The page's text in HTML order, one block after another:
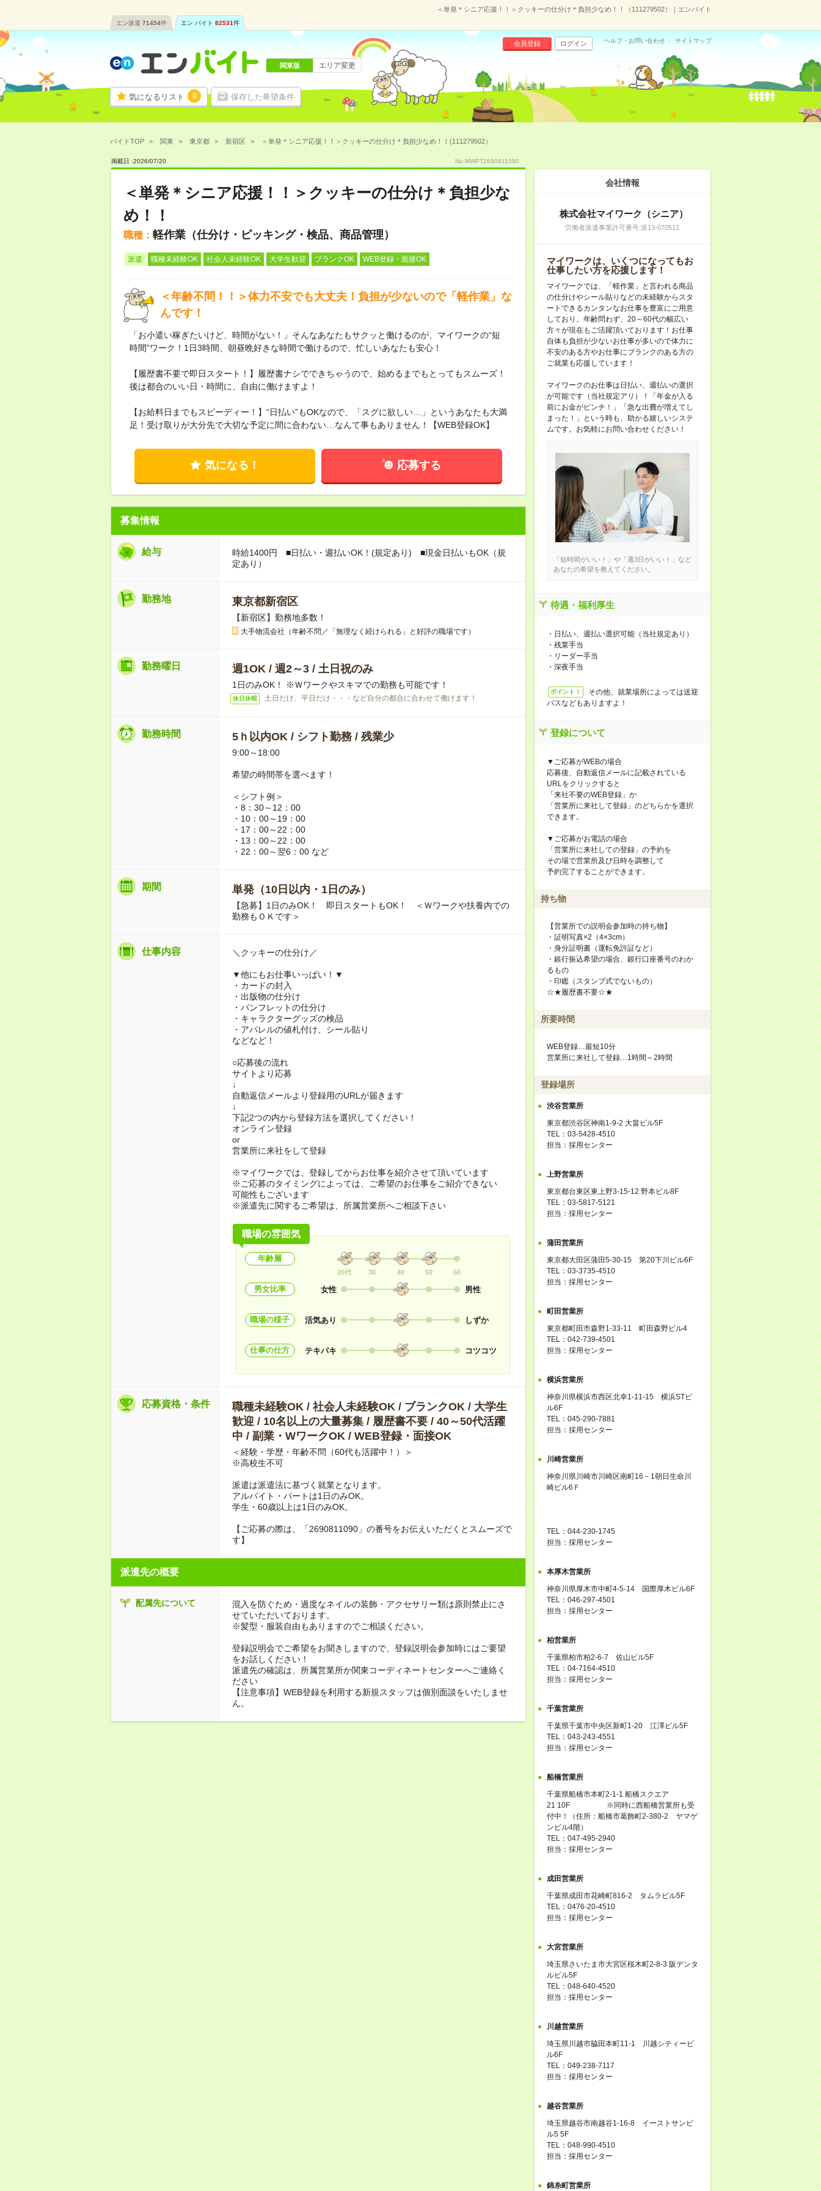
＜単発＊シニア応援！！＞クッキーの仕分け＊負担少なめ！！（111279502）｜エンバイト
エン派遣 71454件 エン バイト 82531件
気になるリスト 0 保存した希望条件
会員登録 ログイン ヘルプ・お問い合わせ サイトマップ
関東版 エリア変更
バイトTOP 関東 東京都 新宿区 ＜単発＊シニア応援！！＞クッキーの仕分け＊負担少なめ！！(111279502）
掲載日 :2026/07/20 No.MWPT2690811090
＜単発＊シニア応援！！＞クッキーの仕分け＊負担少な
め！！
職種： 軽作業（仕分け・ピッキング・検品、商品管理）
派遣 職種未経験OK 社会人未経験OK 大学生歓迎 ブランクOK WEB登録・面接OK
＜年齢不問！！＞体力不安でも大丈夫！負担が少ないので「軽作業」な
んです！
「お小遣い稼ぎたいけど、時間がない！」そんなあなたもサクッと働けるのが、マイワークの“短
時間”ワーク！1日3時間、朝昼晩好きな時間で働けるので、忙しいあなたも安心！
【履歴書不要で即日スタート！】履歴書ナシでできちゃうので、始めるまでもとってもスムーズ！
後は都合のいい日・時間に、自由に働けますよ！
【お給料日までもスピーディー！】“日払い”もOKなので、「スグに欲しい…」というあなたも大満
足！受け取りが大分先で大切な予定に間に合わない…なんて事もありません！【WEB登録OK】
気になる！ 応募する
募集情報
給与
時給1400円 ■日払い・週払いOK！(規定あり) ■現金日払いもOK（規
定あり）
勤務地 東京都新宿区
【新宿区】勤務地多数！
大手物流会社（年齢不問／「無理なく続けられる」と好評の職場です）
勤務曜日 週1OK / 週2～3 / 土日祝のみ
1日のみOK！ ※Ｗワークやスキマでの勤務も可能です！
休日休暇 土日だけ、平日だけ・・・など自分の都合に合わせて働けます！
勤務時間 5ｈ以内OK / シフト勤務 / 残業少
9:00～18:00
希望の時間帯を選べます！
＜シフト例＞
・8：30～12：00
・10：00～19：00
・17：00～22：00
・13：00～22：00
・22：00～翌6：00 など
期間 単発（10日以内・1日のみ）
【急募】1日のみOK！ 即日スタートもOK！ ＜Ｗワークや扶養内での
勤務もＯＫです＞
仕事内容 ＼クッキーの仕分け／
▼他にもお仕事いっぱい！▼
・カードの封入
・出版物の仕分け
・パンフレットの仕分け
・キャラクターグッズの検品
・アパレルの値札付け、シール貼り
などなど！
○応募後の流れ
サイトより応募
↓
自動返信メールより登録用のURLが届きます
↓
下記2つの内から登録方法を選択してください！
オンライン登録
or
営業所に来社をして登録
※マイワークでは、登録してからお仕事を紹介させて頂いています
※ご応募のタイミングによっては、ご希望のお仕事をご紹介できない
可能性もございます
※派遣先に関するご希望は、所属営業所へご相談下さい
職場の雰囲気
年齢層
20代 30 40 50 60
男女比率 女性 男性
職場の様子 活気あり しずか
仕事の仕方 テキパキ コツコツ
応募資格・条件
職種未経験OK / 社会人未経験OK / ブランクOK / 大学生
歓迎 / 10名以上の大量募集 / 履歴書不要 / 40～50代活躍
中 / 副業・WワークOK / WEB登録・面接OK
＜経験・学歴・年齢不問（60代も活躍中！）＞
※高校生不可
派遣は派遣法に基づく就業となります。
アルバイト・パートは1日のみOK。
学生・60歳以上は1日のみOK。
【ご応募の際は、「2690811090」の番号をお伝えいただくとスムーズで
す】
派遣先の概要
配属先について
混入を防ぐため・過度なネイルの装飾・アクセサリー類は原則禁止にさ
せていただいております。
※髪型・服装自由もありますのでご相談ください。
登録説明会でご希望をお聞きしますので、登録説明会参加時にはご要望
をお話しください！
派遣先の確認は、所属営業所か関東コーディネートセンターへご連絡く
ださい
【注意事項】WEB登録を利用する新規スタッフは個別面談をいたしませ
ん。
会社情報
株式会社マイワーク（シニア）
労働者派遣事業許可番号:派13-070511
マイワークは、いくつになってもお
仕事したい方を応援します！
マイワークでは、「軽作業」と言われる商品
の仕分けやシール貼りなどの未経験からスタ
ートできるカンタンなお仕事を豊富にご用意
しており、年齢問わず、20～60代の幅広い
方々が現在もご活躍頂いております！お仕事
自体も負担が少ないお仕事が多いので体力に
不安のある方やお仕事にブランクのある方の
ご就業も応援しています！
マイワークのお仕事は日払い、週払いの選択
が可能です（当社規定アリ）！「年金が入る
前にお金がピンチ！」「急な出費が増えてし
まった！」という時も、助かる嬉しいシステ
ムです。お気軽にお問い合わせください！
「短時間がいい！」や「週3日がいい！」など
あなたの希望を教えてください。
待遇・福利厚生
・日払い、週払い選択可能（当社規定あり）
・残業手当
・リーダー手当
・深夜手当
ポイント！
その他、就業場所によっては送迎
バスなどもありますよ！
登録について
▼ご応募がWEBの場合
応募後、自動返信メールに記載されている
URLをクリックすると
「来社不要のWEB登録」か
「営業所に来社して登録」のどちらかを選択
できます。
▼ご応募がお電話の場合
「営業所に来社しての登録」の予約を
その場で営業所及び日時を調整して
予約完了することができます。
持ち物
【営業所での説明会参加時の持ち物】
・証明写真×2（4×3cm）
・身分証明書（運転免許証など）
・銀行振込希望の場合、銀行口座番号のわか
るもの
・印鑑（スタンプ式でないもの）
☆★履歴書不要☆★
所要時間
WEB登録…最短10分
営業所に来社して登録…1時間～2時間
登録場所
渋谷営業所
東京都渋谷区神南1-9-2 大畠ビル5F
TEL：03-5428-4510
担当：採用センター
上野営業所
東京都台東区東上野3-15-12 野本ビル8F
TEL：03-5817-5121
担当：採用センター
蒲田営業所
東京都大田区蒲田5-30-15 第20下川ビル6F
TEL：03-3735-4510
担当：採用センター
町田営業所
東京都町田市森野1-33-11 町田森野ビル4
TEL：042-739-4501
担当：採用センター
横浜営業所
神奈川県横浜市西区北幸1-11-15 横浜STビ
ル6F
TEL：045-290-7881
担当：採用センター
川崎営業所
神奈川県川崎市川崎区南町16－1朝日生命川
崎ビル6Ｆ
TEL：044-230-1745
担当：採用センター
本厚木営業所
神奈川県厚木市中町4-5-14 国際厚木ビル6F
TEL：046-297-4501
担当：採用センター
柏営業所
千葉県柏市柏2-6-7 佐山ビル5F
TEL：04-7164-4510
担当：採用センター
千葉営業所
千葉県千葉市中央区新町1-20 江澤ビル5F
TEL：043-243-4551
担当：採用センター
船橋営業所
千葉県船橋市本町2-1-1 船橋スクエア
21 10F ※同時に西船橋営業所も受
付中！（住所：船橋市葛飾町2-380-2 ヤマゲ
ンビル4階）
TEL：047-495-2940
担当：採用センター
成田営業所
千葉県成田市花崎町816-2 タムラビル5F
TEL：0476-20-4510
担当：採用センター
大宮営業所
埼玉県さいたま市大宮区桜木町2-8-3 阪デンタ
ルビル5F
TEL：048-640-4520
担当：採用センター
川越営業所
埼玉県川越市脇田本町11-1 川越シティービ
ル6F
TEL：049-238-7117
担当：採用センター
越谷営業所
埼玉県越谷市南越谷1-16-8 イーストサンビ
ル5 5F
TEL：048-990-4510
担当：採用センター
錦糸町営業所